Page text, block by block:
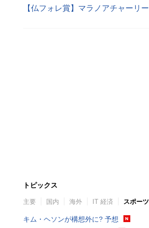
トピックス
主要 国内 海外 IT 経済 スポーツ
キム・ヘソンが構想外に? 予想